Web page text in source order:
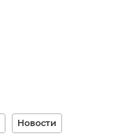
Новости